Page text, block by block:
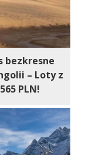
bezkresne
– Loty z
PLN!